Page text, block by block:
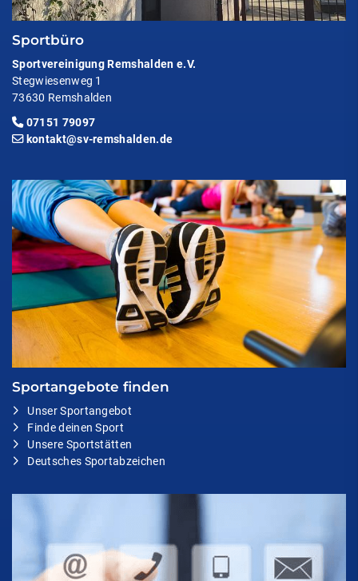
Sportbüro
Sportvereinigung Remshalden e.V.
Stegwiesenweg 1
73630 Remshalden
07151 79097
kontakt@sv-remshalden.de
Sportangebote finden
Unser Sportangebot
Finde deinen Sport
Unsere Sportstätten
Deutsches Sportabzeichen